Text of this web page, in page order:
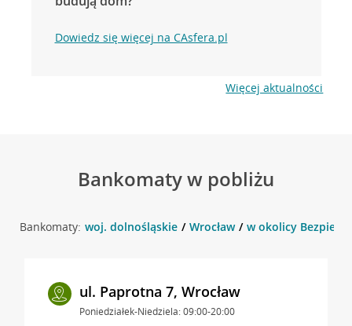
Dowiedz się więcej na CAsfera.pl
Więcej aktualności
Bankomaty w pobliżu
Bankomaty: woj. dolnośląskie Wrocław w okolicy
ul. Paprotna 7, Wrocław
Poniedziałek-Niedziela: 09:00-20:00